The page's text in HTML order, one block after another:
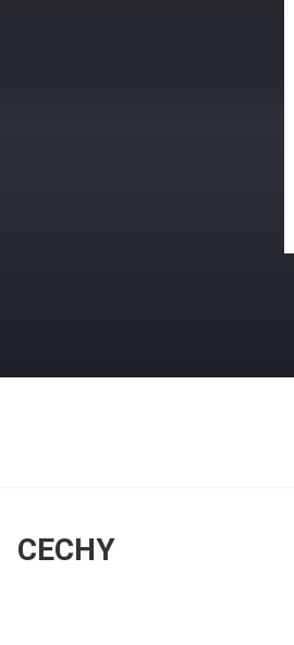
CECHY